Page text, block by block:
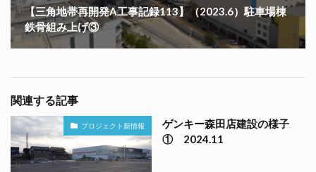
【三角地帯再開発A工事記録113】（2023.6）駐車場棟
鉄骨組み上げ③
関連する記事
プロジェクト新情報
ゲンキー森田店建設の様子
① 2024.11